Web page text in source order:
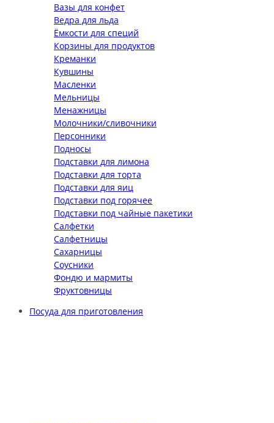
Вазы для конфет
Ведра для льда
Ёмкости для специй
Корзины для продуктов
Креманки
Кувшины
Масленки
Мельницы
Менажницы
Молочники/сливочники
Персонники
Подносы
Подставки для лимона
Подставки для торта
Подставки для яиц
Подставки под горячее
Подставки под чайные пакетики
Салфетки
Салфетницы
Сахарницы
Соусники
Фондю и мармиты
Фруктовницы
Посуда для приготовления